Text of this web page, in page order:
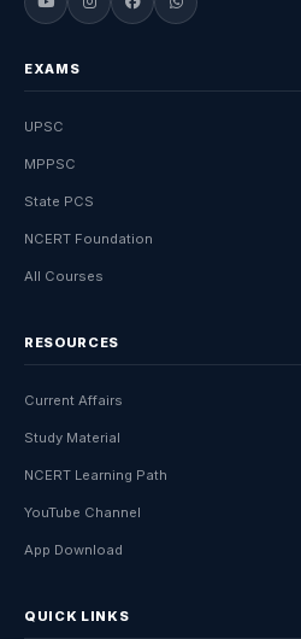
Ncert Concept
Education Hindi
EXAMS
UPSC
MPPSC
State PCS
NCERT Foundation
All Courses
RESOURCES
Current Affairs
Study Material
NCERT Learning Path
YouTube Channel
App Download
QUICK LINKS